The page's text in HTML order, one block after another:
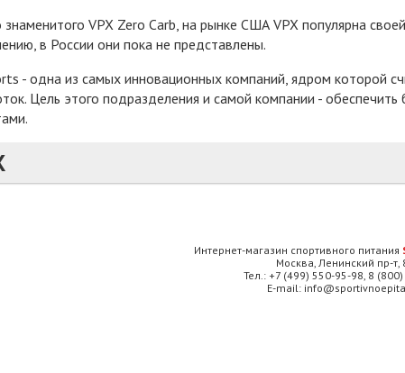
VPX Zero Carb, на рынке США VPX популярна
в России они пока не представлены.
- одна из самых инновационных компаний, ядром которой
Цель этого подразделения и самой компании -
Интернет-магазин спортивного питания
Москва, Ленинский пр-т,
Тел.: +7 (499) 550-95-98, 8
E-mail: